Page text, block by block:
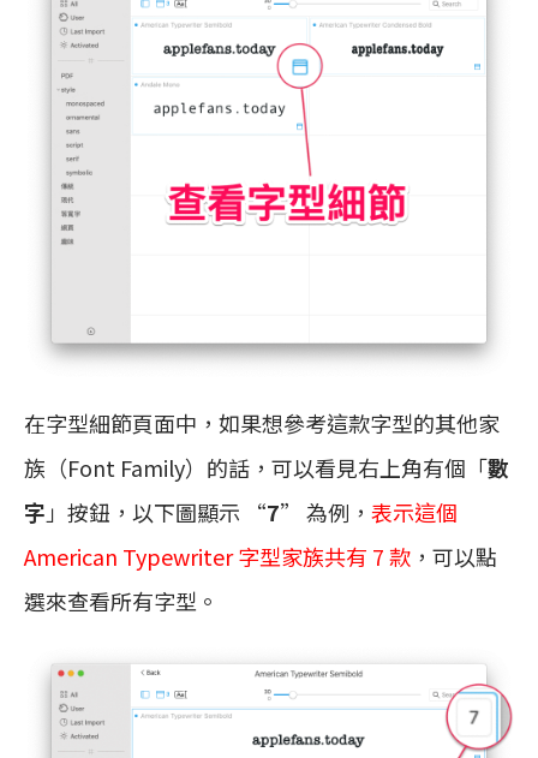
在字型細節頁面中，如果想參考這款字型的其他家
族（Font Family）的話，可以看見右上角有個「數
字」按鈕，以下圖顯示 “7” 為例， 表示這個
American Typewriter 字型家族共有 7 款 ，可以點
選來查看所有字型。